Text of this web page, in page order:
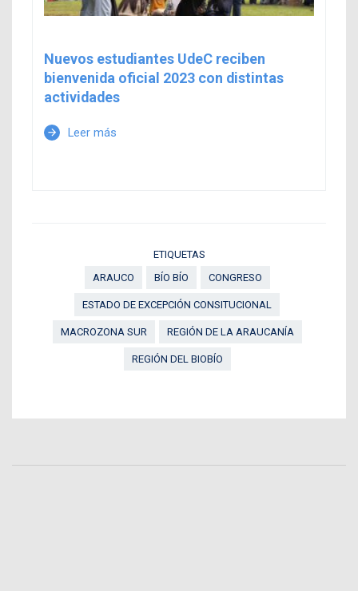
Nuevos estudiantes UdeC reciben
bienvenida oficial 2023 con distintas
actividades
arrow_forward Leer más
ETIQUETAS
ARAUCO
BÍO BÍO CONGRESO
ESTADO DE EXCEPCIÓN CONSITUCIONAL
MACROZONA SUR REGIÓN DE LA ARAUCANÍA
REGIÓN DEL BIOBÍO